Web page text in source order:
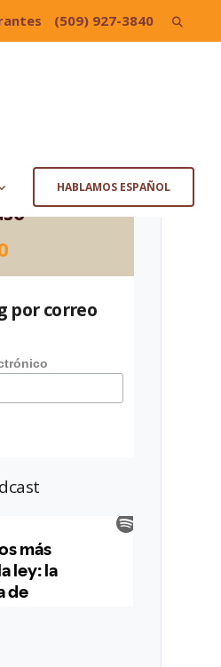
(509) 927-3840 Search
HABLAMOS ESPAÑOL
por correo